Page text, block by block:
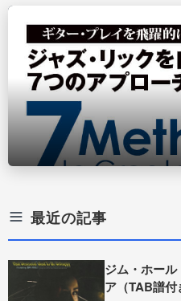
最近の記事
ジム・ホー
ア（TAB譜付